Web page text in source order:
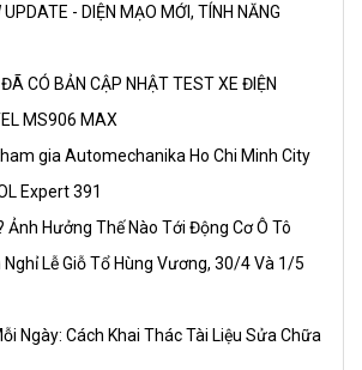
- DIỆN MẠO MỚI, TÍNH NĂNG
CÓ BẢN CẬP NHẬT TEST XE ĐIỆN
MS906 MAX
gia Automechanika Ho Chi Minh City
Expert 391
Ảnh Hưởng Thế Nào Tới Động Cơ Ô Tô
Lễ Giỗ Tổ Hùng Vương, 30/4 Và 1/5
Ngày: Cách Khai Thác Tài Liệu Sửa Chữa